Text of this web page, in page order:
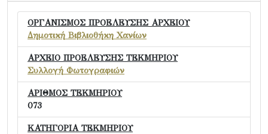
ΟΡΓΑΝΙΣΜΟΣ ΠΡΟΕΛΕΥΣΗΣ ΑΡΧΕΙΟΥ
Δημοτική Βιβλιοθήκη Χανίων
ΑΡΧΕΙΟ ΠΡΟΕΛΕΥΣΗΣ ΤΕΚΜΗΡΙΟΥ
Συλλογή Φωτογραφιών
ΑΡΙΘΜΟΣ ΤΕΚΜΗΡΙΟΥ
073
ΚΑΤΗΓΟΡΙΑ ΤΕΚΜΗΡΙΟΥ